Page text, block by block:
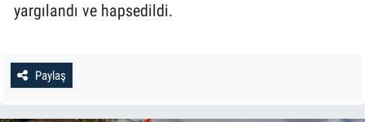
yargılandı ve hapsedildi.
Paylaş